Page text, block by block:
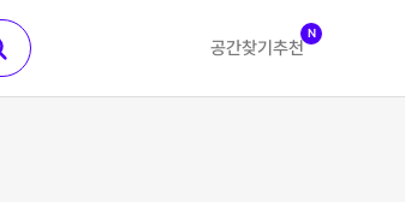
공간찾기 추천
N